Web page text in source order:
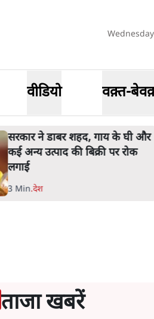
वीडियो वक़्त-
'महाराष्ट्र में गैर बीजेपी वोटरों के नामों
को काटने की बड़ी साज़िश'- रोहित
पवार का आरोप
4 Min.महाराष्ट्र
ताजा खबरें